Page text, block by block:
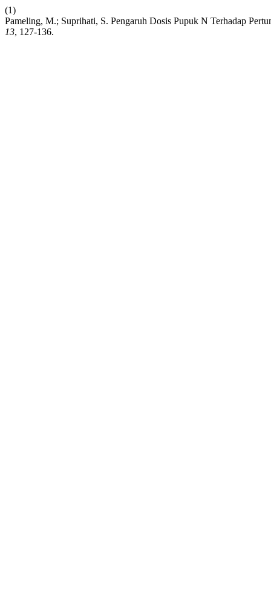
(1)
Pameling, M.; Suprihati, S. Pengaruh Dosis Pupuk N Terhadap
13, 127-136.